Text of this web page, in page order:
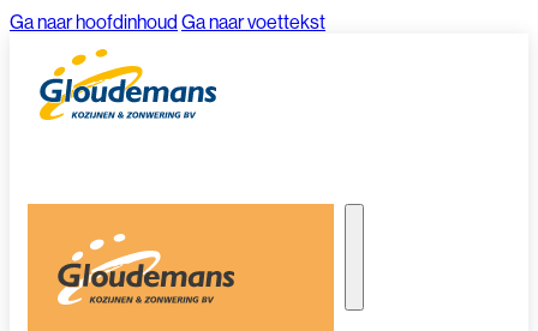
Ga naar hoofdinhoud Ga naar voettekst